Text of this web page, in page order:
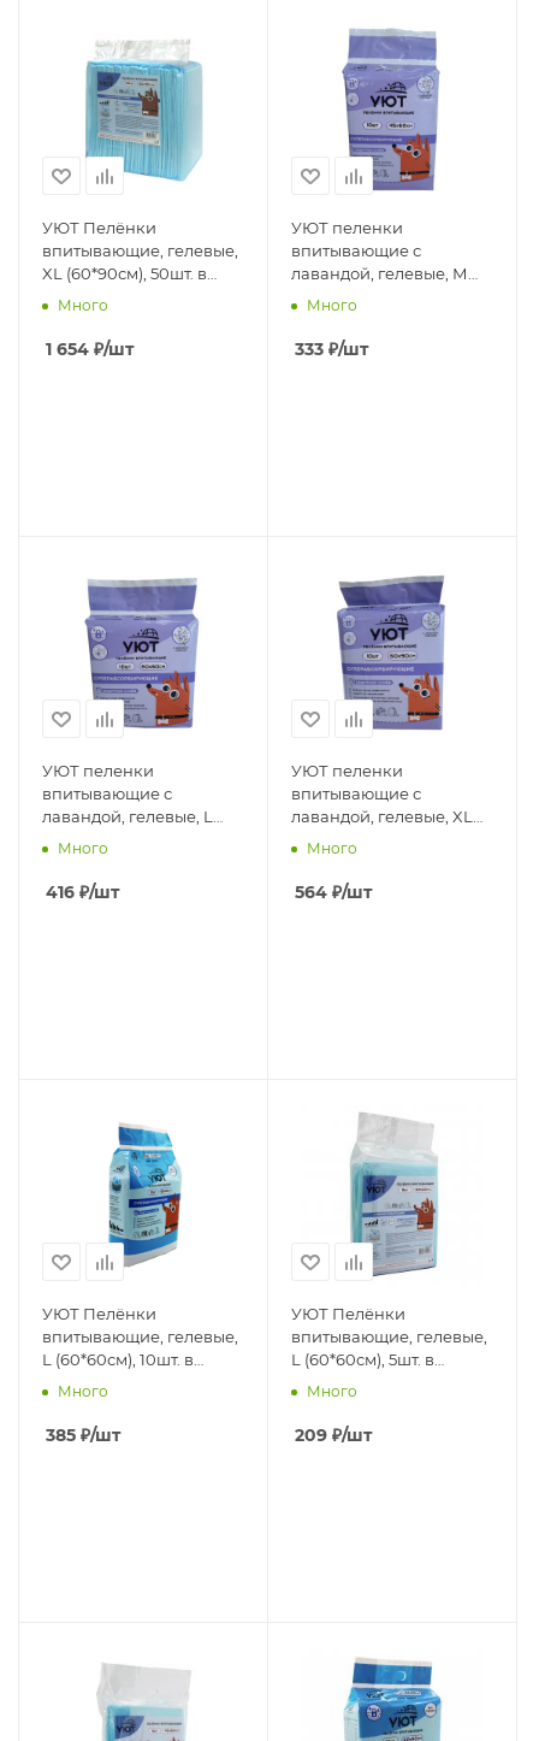
УЮТ Пелёнки
впитывающие, гелевые,
XL (60*90см), 50шт. в
п.,1кор*2п
Много
1 654 ₽/шт
УЮТ пеленки
впитывающие с
лавандой, гелевые, М
(45*60см), с липкими
п.,1кор*16п
Много
333 ₽/шт
УЮТ пеленки
впитывающие с
лавандой, гелевые, L
(60*60см), с липкими
п.,1кор*20п
Много
416 ₽/шт
УЮТ пеленки
впитывающие с
лавандой, гелевые, XL
(60*90см), с липкими
п.,1кор*20п
Много
564 ₽/шт
УЮТ Пелёнки
впитывающие, гелевые,
L (60*60см), 10шт. в
п.,1кор*20п
Много
385 ₽/шт
УЮТ Пелёнки
впитывающие, гелевые,
L (60*60см), 5шт. в
п.,1кор*40п
Много
209 ₽/шт